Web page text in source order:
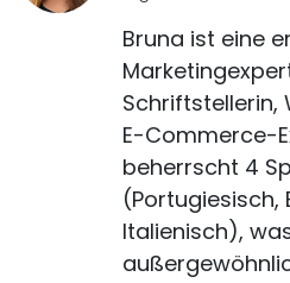
Bruna ist eine
Schriftstellerin,
E-Commerce-
beherrscht 4
(Portugiesisch,
Italienisch),